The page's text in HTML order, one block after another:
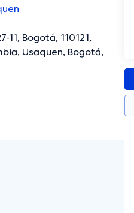
11, Bogotá, 110121,
Usaquen, Bogotá,